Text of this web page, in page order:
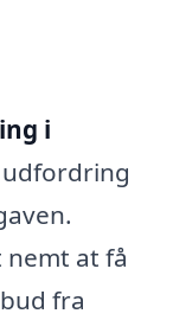
i
nemt at få
fra